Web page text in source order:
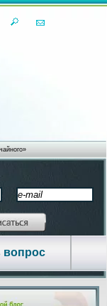
– И МЫ ТЕРЯЕМ
И...
вопрос